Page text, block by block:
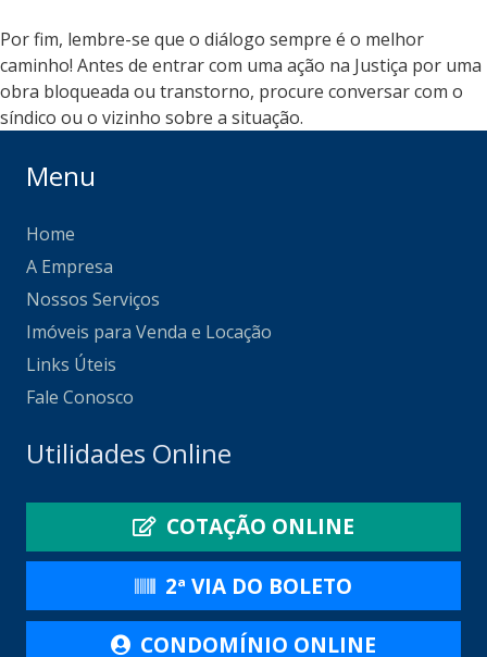
Por fim, lembre-se que o diálogo sempre é o melhor
caminho! Antes de entrar com uma ação na Justiça por uma
obra bloqueada ou transtorno, procure conversar com o
síndico ou o vizinho sobre a situação.
Menu
Home
A Empresa
Nossos Serviços
Imóveis para Venda e Locação
Links Úteis
Fale Conosco
Utilidades Online
COTAÇÃO ONLINE
2ª VIA DO BOLETO
CONDOMÍNIO ONLINE